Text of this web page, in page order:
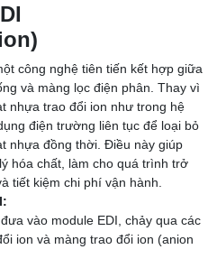
công nghệ tiên tiến kết hợp giữa
và màng lọc điện phân. Thay vì
nhựa trao đổi ion như trong hệ
điện trường liên tục để loại bỏ
nhựa đồng thời. Điều này giúp
hóa chất, làm cho quá trình trở
tiết kiệm chi phí vận hành.
vào module EDI, chảy qua các
ion và màng trao đổi ion (anion